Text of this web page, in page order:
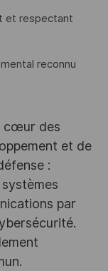
et respectant
reconnu
cœur des
et de
:
par